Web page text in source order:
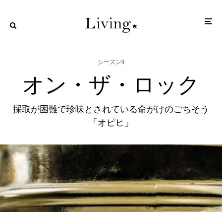
シーズン9
オン・ザ・ロック
採取が困難で珍味とされている命がけのごちそう
「オピヒ」